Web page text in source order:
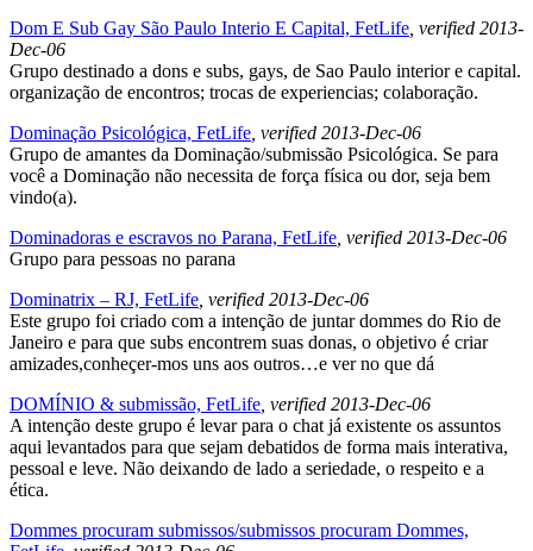
Dom E Sub Gay São Paulo Interio E Capital, FetLife , verified 2013-
Dec-06
Grupo destinado a dons e subs, gays, de Sao Paulo interior e capital.
organização de encontros; trocas de experiencias; colaboração.
Dominação Psicológica, FetLife , verified 2013-Dec-06
Grupo de amantes da Dominação/submissão Psicológica. Se para
você a Dominação não necessita de força física ou dor, seja bem
vindo(a).
Dominadoras e escravos no Parana, FetLife , verified 2013-Dec-06
Grupo para pessoas no parana
Dominatrix – RJ, FetLife , verified 2013-Dec-06
Este grupo foi criado com a intenção de juntar dommes do Rio de
Janeiro e para que subs encontrem suas donas, o objetivo é criar
amizades,conheçer-mos uns aos outros…e ver no que dá
DOMÍNIO & submissão, FetLife , verified 2013-Dec-06
A intenção deste grupo é levar para o chat já existente os assuntos
aqui levantados para que sejam debatidos de forma mais interativa,
pessoal e leve. Não deixando de lado a seriedade, o respeito e a
ética.
Dommes procuram submissos/submissos procuram Dommes,